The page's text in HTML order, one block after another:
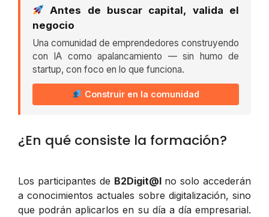
Antes de buscar capital, valida el
negocio
Una comunidad de emprendedores construyendo
con IA como apalancamiento — sin humo de
startup, con foco en lo que funciona.
Construir en la comunidad
¿En qué consiste la formación?
Los participantes de B2Digit@lno solo accederán
a conocimientos actuales sobre digitalización, sino
que podrán aplicarlos en su día a día empresarial.